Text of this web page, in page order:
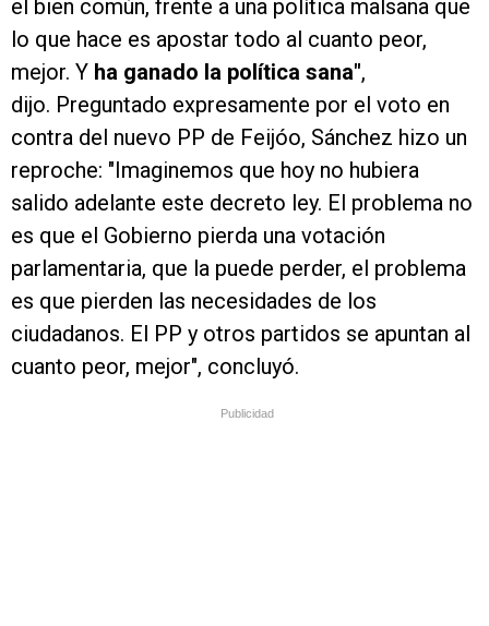
el bien común, frente a una política malsana que
lo que hace es apostar todo al cuanto peor,
mejor. Y ha ganado la política sana",
dijo. Preguntado expresamente por el voto en
contra del nuevo PP de Feijóo, Sánchez hizo un
reproche: "Imaginemos que hoy no hubiera
salido adelante este decreto ley. El problema no
es que el Gobierno pierda una votación
parlamentaria, que la puede perder, el problema
es que pierden las necesidades de los
ciudadanos. El PP y otros partidos se apuntan al
cuanto peor, mejor", concluyó.
Publicidad